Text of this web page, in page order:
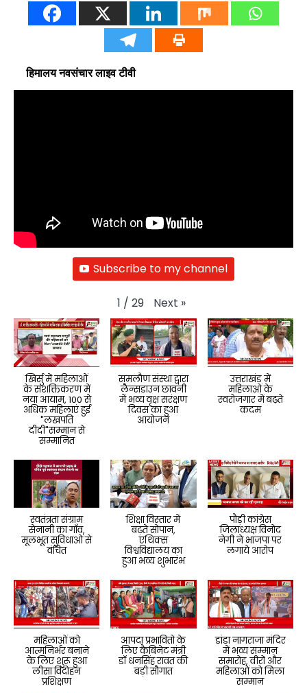
हिमालय नवसंचार लाइव टीवी
Subscribe to my channel
1 / 29 Next »
खिर्सु में महिलाओं
के सशक्तिकरण में
नया आयाम, 100 से
अधिक महिलाएं हुई
"लखपति
दीदी"सम्मान से
सम्मानित
समलौण संस्था द्वारा
लैन्सडाउन छावनी
में भव्य वृक्ष सरंक्षण
दिवस का हुआ
आयोजन
उत्तराखंड में
महिलाओं के
स्वरोजगार में बढ़ते
कदम
स्वतंत्रता संग्राम
सेनानी का गाँव,
मूलभूत सुविधाओं से
वंचित
शिक्षा विस्तार में
बढ़ते सोपान,
एथिक्स
विश्वविद्यालय का
हुआ भव्य शुभारंभ
पौड़ी कांग्रेस
जिलाध्यक्ष विनोद
नेगी ने भाजपा पर
लगाये आरोप
महिलाओं को
आत्मनिर्भर बनाने
के लिए शुरू हुआ
लीसा विदोहन
प्रशिक्षण
आपदा प्रभावितो के
लिए कैबिनेट मंत्री
डॉ धनसिंह रावत की
बड़ी सौगात
डांडा नागराजा मंदिर
में भव्य सम्मान
समारोह, वीरों और
महिलाओं को मिला
सम्मान